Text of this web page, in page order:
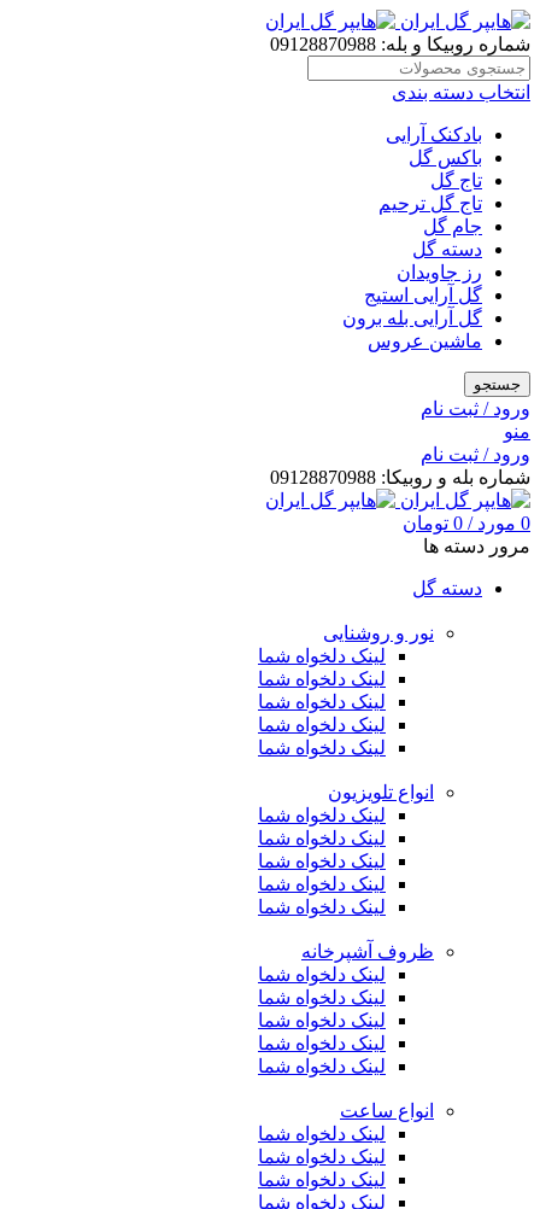
شماره روبیکا و بله: 09128870988
انتخاب دسته بندی
بادکنک آرایی
باکس گل
تاج گل
تاج گل ترحیم
جام گل
دسته گل
رز جاویدان
گل آرایی استیج
گل آرایی بله برون
ماشین عروس
جستجو
ورود / ثبت نام
منو
ورود / ثبت نام
شماره بله و روبیکا: 09128870988
0 مورد /
0 تومان
مرور دسته ها
دسته گل
نور و روشنایی
لینک دلخواه شما
لینک دلخواه شما
لینک دلخواه شما
لینک دلخواه شما
لینک دلخواه شما
انواع تلویزیون
لینک دلخواه شما
لینک دلخواه شما
لینک دلخواه شما
لینک دلخواه شما
لینک دلخواه شما
ظروف آشپرخانه
لینک دلخواه شما
لینک دلخواه شما
لینک دلخواه شما
لینک دلخواه شما
لینک دلخواه شما
انواع ساعت
لینک دلخواه شما
لینک دلخواه شما
لینک دلخواه شما
لینک دلخواه شما